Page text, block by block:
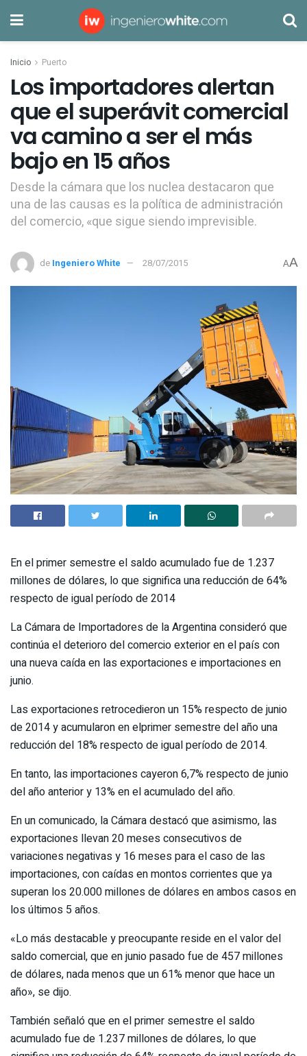
Inicio Puerto
Los importadores alertan
que el superávit comercial
va camino a ser el más
bajo en 15 años
Desde la cámara que los nuclea destacaron que
una de las causas es la política de administración
del comercio, «que sigue siendo imprevisible.
de Ingeniero White 28/07/2015 AA
En el primer semestre el saldo acumulado fue de 1.237
millones de dólares, lo que significa una reducción de 64%
respecto de igual período de 2014
La Cámara de Importadores de la Argentina consideró que
continúa el deterioro del comercio exterior en el país con
una nueva caída en las exportaciones e importaciones en
junio.
Las exportaciones retrocedieron un 15% respecto de junio
de 2014 y acumularon en elprimer semestre del año una
reducción del 18% respecto de igual período de 2014.
En tanto, las importaciones cayeron 6,7% respecto de junio
del año anterior y 13% en el acumulado del año.
En un comunicado, la Cámara destacó que asimismo, las
exportaciones llevan 20 meses consecutivos de
variaciones negativas y 16 meses para el caso de las
importaciones, con caídas en montos corrientes que ya
superan los 20.000 millones de dólares en ambos casos en
los últimos 5 años.
«Lo más destacable y preocupante reside en el valor del
saldo comercial, que en junio pasado fue de 457 millones
de dólares, nada menos que un 61% menor que hace un
año», se dijo.
También señaló que en el primer semestre el saldo
acumulado fue de 1.237 millones de dólares, lo que